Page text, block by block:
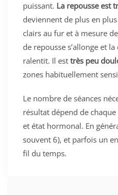
puissant. La repousse est
deviennent de plus en
clairs au fur et à mesure
de repousse s’allonge et
ralentit. Il est très peu
zones habituellement
Le nombre de séances
résultat dépend de
et état hormonal. En
souvent 6), et parfois un
fil du temps.